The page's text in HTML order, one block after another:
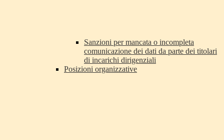
Sanzioni per mancata o incompleta
comunicazione dei dati da parte dei titolari
di incarichi dirigenziali
Posizioni organizzative